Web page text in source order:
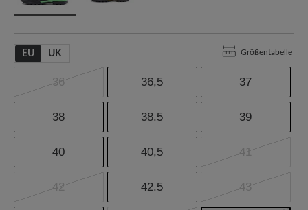
EU UK Größentabelle
36 36,5 37
38 38.5 39
40 40,5 41
42 42.5 43